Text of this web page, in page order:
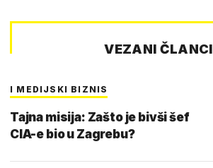
VEZANI ČLANCI
I MEDIJSKI BIZNIS
Tajna misija: Zašto je bivši šef
CIA-e bio u Zagrebu?